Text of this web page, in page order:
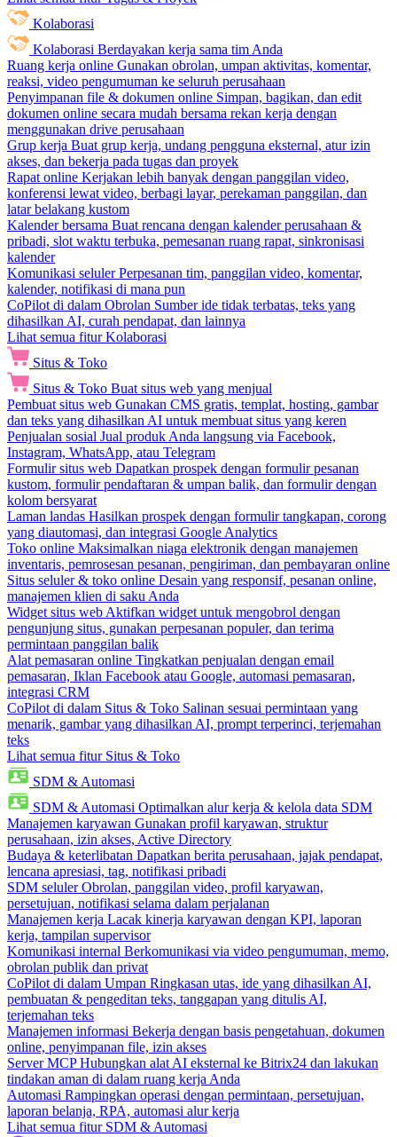
Kolaborasi
Kolaborasi Berdayakan kerja sama tim Anda
Ruang kerja online Gunakan obrolan, umpan aktivitas, komentar,
reaksi, video pengumuman ke seluruh perusahaan
Penyimpanan file & dokumen online Simpan, bagikan, dan edit
dokumen online secara mudah bersama rekan kerja dengan
menggunakan drive perusahaan
Grup kerja Buat grup kerja, undang pengguna eksternal, atur izin
akses, dan bekerja pada tugas dan proyek
Rapat online Kerjakan lebih banyak dengan panggilan video,
konferensi lewat video, berbagi layar, perekaman panggilan, dan
latar belakang kustom
Kalender bersama Buat rencana dengan kalender perusahaan &
pribadi, slot waktu terbuka, pemesanan ruang rapat, sinkronisasi
kalender
Komunikasi seluler Perpesanan tim, panggilan video, komentar,
kalender, notifikasi di mana pun
CoPilot di dalam Obrolan Sumber ide tidak terbatas, teks yang
dihasilkan AI, curah pendapat, dan lainnya
Lihat semua fitur Kolaborasi
Situs & Toko
Situs & Toko Buat situs web yang menjual
Pembuat situs web Gunakan CMS gratis, templat, hosting, gambar
dan teks yang dihasilkan AI untuk membuat situs yang keren
Penjualan sosial Jual produk Anda langsung via Facebook,
Instagram, WhatsApp, atau Telegram
Formulir situs web Dapatkan prospek dengan formulir pesanan
kustom, formulir pendaftaran & umpan balik, dan formulir dengan
kolom bersyarat
Laman landas Hasilkan prospek dengan formulir tangkapan, corong
yang diautomasi, dan integrasi Google Analytics
Toko online Maksimalkan niaga elektronik dengan manajemen
inventaris, pemrosesan pesanan, pengiriman, dan pembayaran online
Situs seluler & toko online Desain yang responsif, pesanan online,
manajemen klien di saku Anda
Widget situs web Aktifkan widget untuk mengobrol dengan
pengunjung situs, gunakan perpesanan populer, dan terima
permintaan panggilan balik
Alat pemasaran online Tingkatkan penjualan dengan email
pemasaran, Iklan Facebook atau Google, automasi pemasaran,
integrasi CRM
CoPilot di dalam Situs & Toko Salinan sesuai permintaan yang
menarik, gambar yang dihasilkan AI, prompt terperinci, terjemahan
teks
Lihat semua fitur Situs & Toko
SDM & Automasi
SDM & Automasi Optimalkan alur kerja & kelola data SDM
Manajemen karyawan Gunakan profil karyawan, struktur
perusahaan, izin akses, Active Directory
Budaya & keterlibatan Dapatkan berita perusahaan, jajak pendapat,
lencana apresiasi, tag, notifikasi pribadi
SDM seluler Obrolan, panggilan video, profil karyawan,
persetujuan, notifikasi selama dalam perjalanan
Manajemen kerja Lacak kinerja karyawan dengan KPI, laporan
kerja, tampilan supervisor
Komunikasi internal Berkomunikasi via video pengumuman, memo,
obrolan publik dan privat
CoPilot di dalam Umpan Ringkasan utas, ide yang dihasilkan AI,
pembuatan & pengeditan teks, tanggapan yang ditulis AI,
terjemahan teks
Manajemen informasi Bekerja dengan basis pengetahuan, dokumen
online, penyimpanan file, izin akses
Server MCP Hubungkan alat AI eksternal ke Bitrix24 dan lakukan
tindakan aman di dalam ruang kerja Anda
Automasi Rampingkan operasi dengan permintaan, persetujuan,
laporan belanja, RPA, automasi alur kerja
Lihat semua fitur SDM & Automasi